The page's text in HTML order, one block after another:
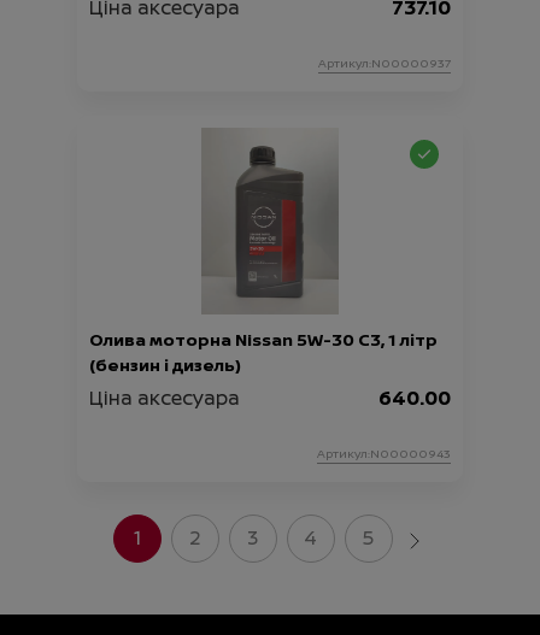
Ціна аксесуара 737.10
Артикул:N00000937
Олива моторна Nissan 5W-30 C3, 1 літр
(бензин і дизель)
Ціна аксесуара 640.00
Артикул:N00000943
1 2 3 4 5